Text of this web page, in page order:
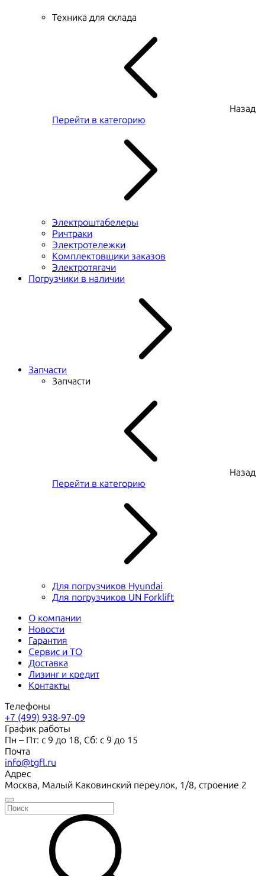
Техника для склада
Назад
Перейти в категорию
Электроштабелеры
Ричтраки
Электротележки
Комплектовщики заказов
Электротягачи
Погрузчики в наличии
Запчасти
Запчасти
Назад
Перейти в категорию
Для погрузчиков Hyundai
Для погрузчиков UN Forklift
О компании
Новости
Гарантия
Сервис и ТО
Доставка
Лизинг и кредит
Контакты
Телефоны
+7 (499) 938-97-09
График работы
Пн – Пт: с 9 до 18, Сб: с 9 до 15
Почта
info@tgfl.ru
Адрес
Москва, Малый Каковинский переулок, 1/8, строение 2